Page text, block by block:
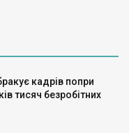
кадрів попри
тисяч безробітних